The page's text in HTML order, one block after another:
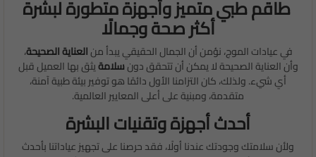
طاقم طبي متميز وأجهزة متطورة لبشرة
أكثر صحة وجمالًا
في عيادات الموج، نؤمن أن الجمال الحقيقي يبدأ منالعناية الصحيحة،
وأن العناية الصحيحة لا يمكن أن تتحقق دونسلامةيثق بها العميل قبل
أي شيء. ولذلك، كان التزامنا الأول دائمًا هو توفير بيئة طبية آمنة،
متقدمة، ومبنية على أعلى المعايير العالمية.
أحدث أجهزة وتقنيات البشرة
ولأن سلامتك وجودتك عندنا أولًا، فقد حرصنا على تجهيز عياداتنا بأحدث